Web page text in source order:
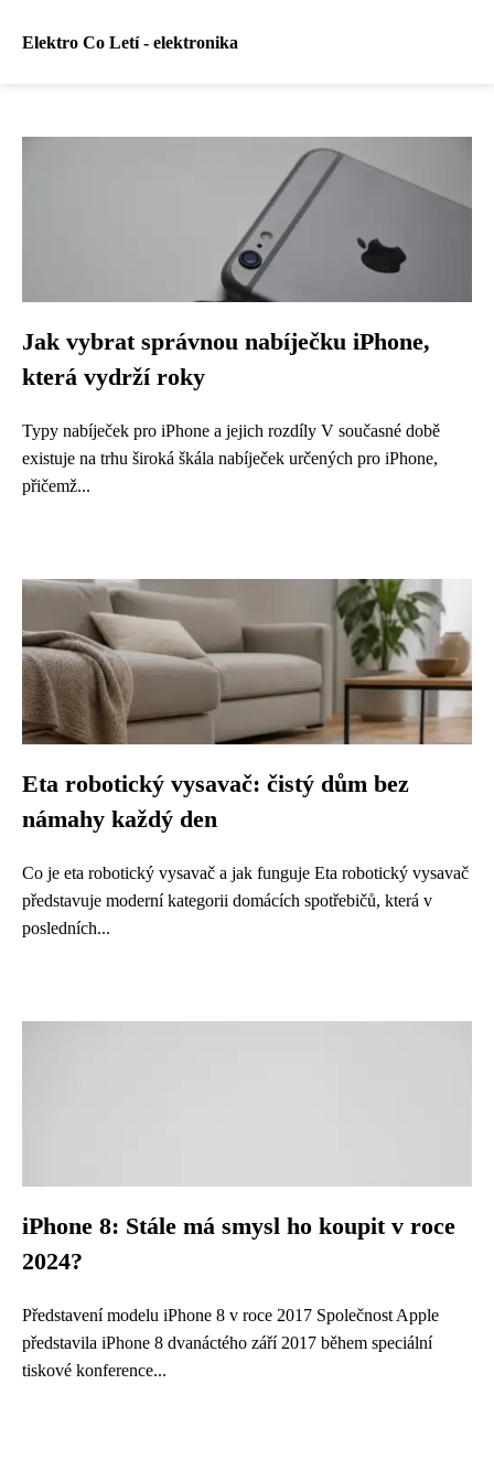
Elektro Co Letí - elektronika
Jak vybrat správnou nabíječku iPhone,
která vydrží roky
Typy nabíječek pro iPhone a jejich rozdíly V současné době
existuje na trhu široká škála nabíječek určených pro iPhone,
přičemž...
Eta robotický vysavač: čistý dům bez
námahy každý den
Co je eta robotický vysavač a jak funguje Eta robotický vysavač
představuje moderní kategorii domácích spotřebičů, která v
posledních...
iPhone 8: Stále má smysl ho koupit v roce
2024?
Představení modelu iPhone 8 v roce 2017 Společnost Apple
představila iPhone 8 dvanáctého září 2017 během speciální
tiskové konference...